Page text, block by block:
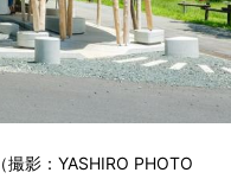
（撮影：YASHIRO PHOTO